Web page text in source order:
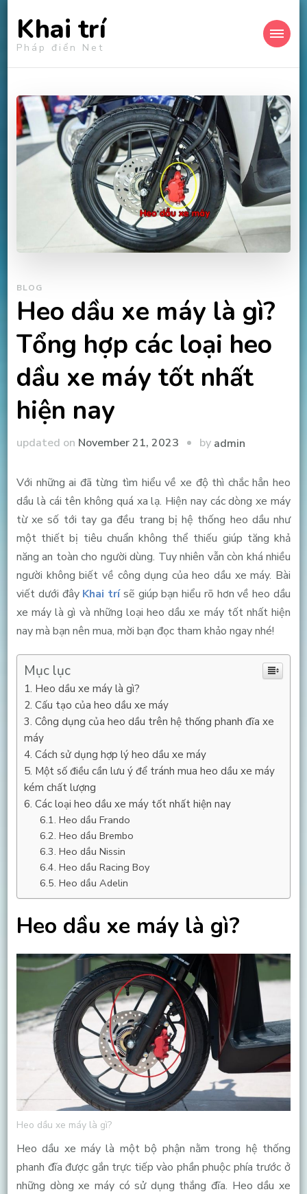
Khai trí
Pháp điển Net
BLOG
Heo dầu xe máy là gì?
Tổng hợp các loại heo
dầu xe máy tốt nhất
hiện nay
updated on November 21, 2023 by admin
Với những ai đã từng tìm hiểu về xe độ thì chắc hẳn heo
dầu là cái tên không quá xa lạ. Hiện nay các dòng xe máy
từ xe số tới tay ga đều trang bị hệ thống heo dầu như
một thiết bị tiêu chuẩn không thể thiếu giúp tăng khả
năng an toàn cho người dùng. Tuy nhiên vẫn còn khá nhiều
người không biết về công dụng của heo dầu xe máy. Bài
viết dưới đây Khai trísẽ giúp bạn hiểu rõ hơn về heo dầu
xe máy là gì và những loại heo dầu xe máy tốt nhất hiện
nay mà bạn nên mua, mời bạn đọc tham khảo ngay nhé!
Mục lục
Heo dầu xe máy là gì?
Cấu tạo của heo dầu xe máy
Công dụng của heo dầu trên hệ thống phanh đĩa xe
máy
Cách sử dụng hợp lý heo dầu xe máy
Một số điều cần lưu ý để tránh mua heo dầu xe máy
kém chất lượng
Các loại heo dầu xe máy tốt nhất hiện nay
Heo dầu Frando
Heo dầu Brembo
Heo dầu Nissin
Heo dầu Racing Boy
Heo dầu Adelin
Heo dầu xe máy là gì?
Heo dầu xe máy là gì?
Heo dầu xe máy là một bộ phận nằm trong hệ thống
phanh đĩa được gắn trực tiếp vào phần phuộc phía trước ở
những dòng xe máy có sử dụng thắng đĩa. Heo dầu xe